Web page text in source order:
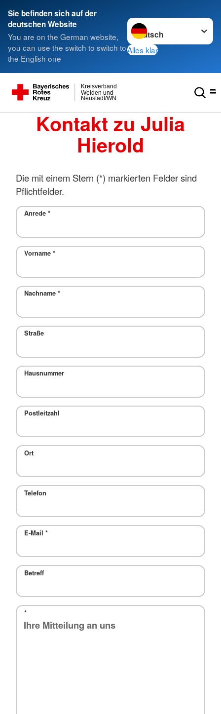
Sie befinden sich auf der
deutschen Website
You are on the German website,
you can use the switch to switch to
the English one
Sprache wechseln zu
Alles klar
Neustadt/WN
Weiden und
Kreisverband
Kontakt zu Julia
Hierold
Die mit einem Stern (*) markierten Felder sind
Pflichtfelder.
Anrede *
Vorname *
Nachname *
Straße
Hausnummer
Postleitzahl
Ort
Telefon
E-Mail *
Betreff
*